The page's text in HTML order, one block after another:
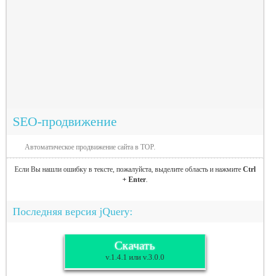
SEO-продвижение
Автоматическое продвижение сайта в TOP.
Если Вы нашли ошибку в тексте, пожалуйста, выделите область и нажмите Ctrl
+ Enter
Последняя версия jQuery:
Скачать
v.1.4.1 или v.3.0.0